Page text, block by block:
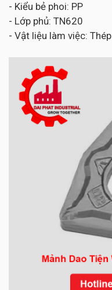
- Kiểu bẻ phoi: PP
- Lớp phủ: TN620
- Vật liệu làm việc: Thép